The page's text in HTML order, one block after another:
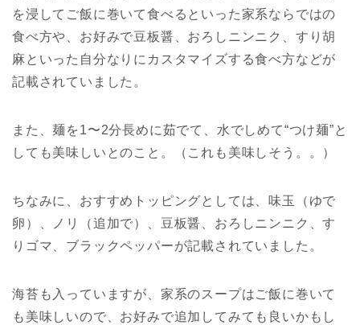
を浸してご飯に巻いて食べるといった家系ならではの
食べ方や、お好みで豆板醤、おろしニンニク、すり胡
麻といった自分なりにカスタマイズする食べ方などが
記載されていました。
また、麺を1〜2分長めに茹でて、水でしめて“つけ麺”と
しても美味しいとのこと。（これも美味しそう。。）
ちなみに、おすすめトッピングとしては、味玉（ゆで
卵）、ノリ（追加で）、豆板醤、おろしニンニク、す
りゴマ、ブラックペッパーが記載されていました。
海苔も入っていますが、家系のスープはご飯に巻いて
も美味しいので、お好みで追加してみても良いかもし